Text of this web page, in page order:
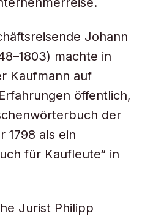
Johann
machte in
Kaufmann auf
öffentlich,
der
1798 als ein
für Kaufleute“ in
Jurist Philipp